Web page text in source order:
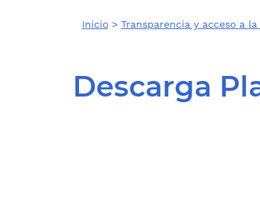
Inicio> Transparencia y acceso a
Descarga